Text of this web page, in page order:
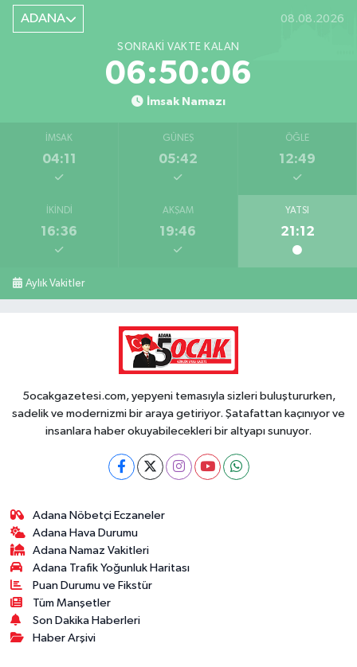
ADANA 08.08.2026
SONRAKI VAKTE KALAN
06:50:05
İmsak Namazı
İMSAK
04:11
GÜNEŞ
05:42
ÖĞLE
12:49
İKINDI
16:36
AKŞAM
19:46
YATSI
21:12
Aylık Vakitler
5ocakgazetesi.com, yepyeni temasıyla sizleri buluştururken,
sadelik ve modernizmi bir araya getiriyor. Şatafattan kaçınıyor ve
insanlara haber okuyabilecekleri bir altyapı sunuyor.
Adana Nöbetçi Eczaneler
Adana Hava Durumu
Adana Namaz Vakitleri
Adana Trafik Yoğunluk Haritası
Puan Durumu ve Fikstür
Tüm Manşetler
Son Dakika Haberleri
Haber Arşivi